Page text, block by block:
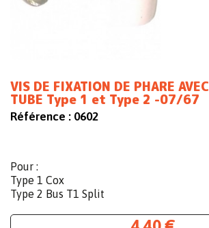
VIS DE FIXATION DE PHARE AVEC
TUBE Type 1 et Type 2 -07/67
Référence : 0602
Pour :
Type 1 Cox
Type 2 Bus T1 Split